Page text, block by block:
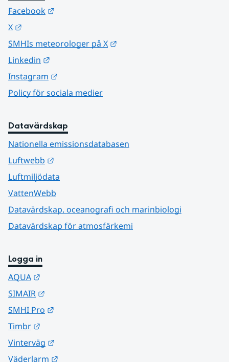
Facebook
X
SMHIs meteorologer på X
Linkedin
Instagram
Policy för sociala medier
Datavärdskap
Nationella emissionsdatabasen
Luftwebb
Luftmiljödata
VattenWebb
Datavärdskap, oceanografi och marinbiologi
Datavärdskap för atmosfärkemi
Logga in
AQUA
SIMAIR
SMHI Pro
Timbr
Vinterväg
Väderlarm